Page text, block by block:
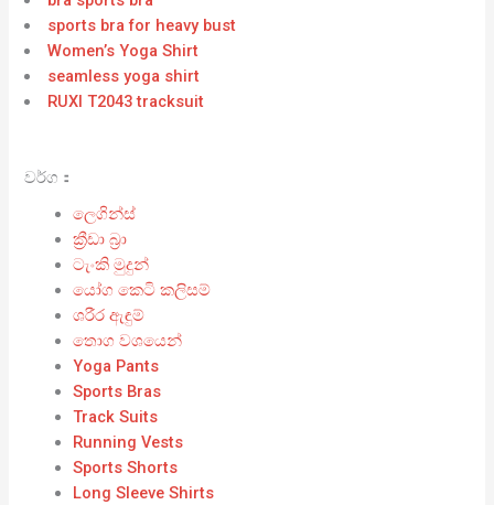
sports bra for heavy bust
Women’s Yoga Shirt
seamless yoga shirt
RUXI T2043 tracksuit
වර්ග：
ලෙගින්ස්
ක්‍රීඩා බ්‍රා
ටැංකි මුදුන්
යෝග කෙටි කලිසම්
ශරීර ඇඳුම්
තොග වශයෙන්
Yoga Pants
Sports Bras
Track Suits
Running Vests
Sports Shorts
Long Sleeve Shirts